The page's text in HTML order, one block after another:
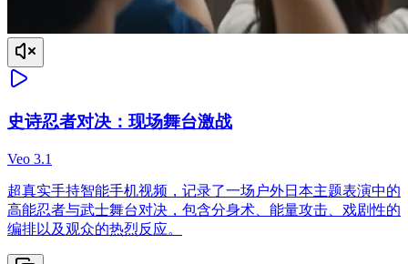
史诗忍者对决：现场舞台激战
Veo 3.1
超真实手持智能手机视频，记录了一场户外日本主题表演中的
高能忍者与武士舞台对决，包含分身术、能量攻击、戏剧性的
编排以及观众的热烈反应。